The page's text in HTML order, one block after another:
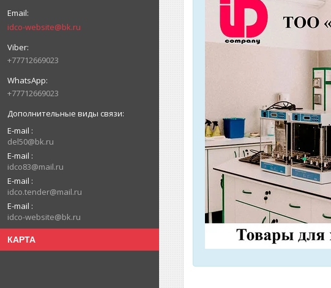
idco-website@bk.ru
+77712669023
+77712669023
E-mail
del50@bk.ru
E-mail
idco83@mail.ru
E-mail
idco.tender@mail.ru
E-mail
idco-website@bk.ru
КАРТА